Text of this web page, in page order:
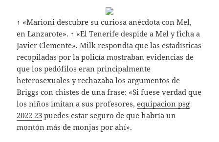
↑ «Marioni descubre su curiosa anécdota con Mel,
en Lanzarote». ↑ «El Tenerife despide a Mel y ficha a
Javier Clemente». Milk respondía que las estadísticas
recopiladas por la policía mostraban evidencias de
que los pedófilos eran principalmente
heterosexuales y rechazaba los argumentos de
Briggs con chistes de una frase: «Si fuese verdad que
los niños imitan a sus profesores,equipacion psg
2022 23 puedes estar seguro de que habría un
montón más de monjas por ahí».